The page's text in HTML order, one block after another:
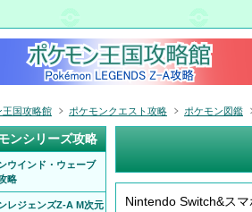
Nintendo Switch&ス
王国攻略館 ポケモンクエスト攻略 ポケモン図鑑
ンシリーズ攻略
ウインド・ウェーブ
略
レジェンズZ-A M次元